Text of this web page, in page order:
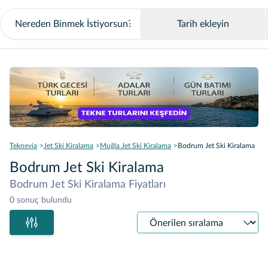
Tarih ekleyin
Teknevia Jet Ski Kiralama Muğla Jet Ski Kiralama Bodrum Jet Ski Kiralama
Bodrum Jet Ski Kiralama
Bodrum Jet Ski Kiralama Fiyatları
0 sonuç bulundu
Sıralama